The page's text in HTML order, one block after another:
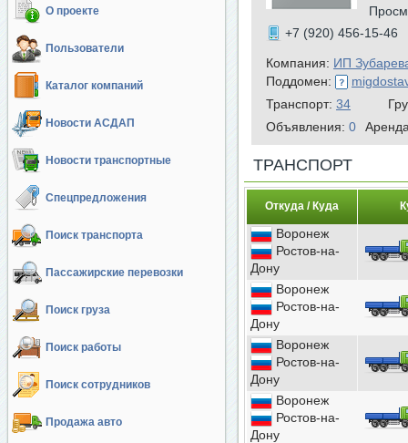
О проекте
Пользователи
Каталог компаний
Новости АСДАП
Новости транспортные
Спецпредложения
Поиск транспорта
Пассажирские перевозки
Поиск груза
Поиск работы
Поиск сотрудников
Продажа авто
+7 (920) 456-15-46
Компания: ИП
Поддомен:
Транспорт: 34
Объявления: 0
ТРАНСПОРТ
Откуда / Куда
Воронеж
Ростов-на-
Дону
Воронеж
Ростов-на-
Дону
Воронеж
Ростов-на-
Дону
Воронеж
Ростов-на-
Дону